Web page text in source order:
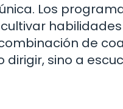
Los
de
sino a